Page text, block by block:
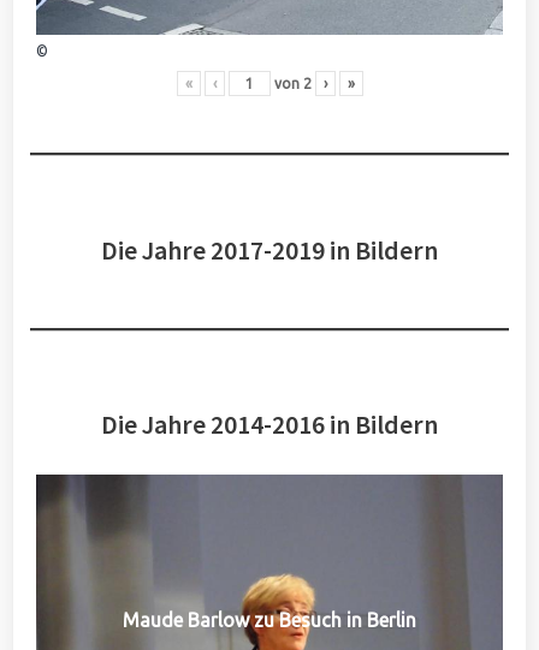
©
« ‹ von 2 › »
Die Jahre 2017-2019 in Bildern
Die Jahre 2014-2016 in Bildern
Maude Barlow zu Besuch in Berlin